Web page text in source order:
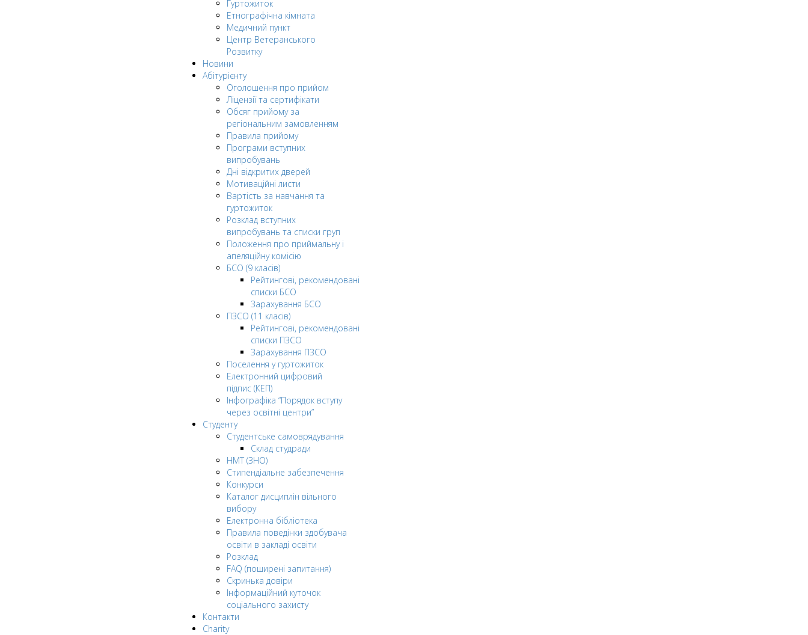
Гуртожиток
Етнографічна кімната
Медичний пункт
Центр Ветеранського
Розвитку
Новини
Абітурієнту
Оголошення про прийом
Ліцензії та сертифікати
Обсяг прийому за
регіональним замовленням
Правила прийому
Програми вступних
випробувань
Дні відкритих дверей
Мотиваційні листи
Вартість за навчання та
гуртожиток
Розклад вступних
випробувань та списки груп
Положення про приймальну і
апеляційну комісію
БСО (9 класів)
Рейтингові, рекомендовані
списки БСО
Зарахування БСО
ПЗСО (11 класів)
Рейтингові, рекомендовані
списки ПЗСО
Зарахування ПЗСО
Поселення у гуртожиток
Електронний цифровий
підпис (КЕП)
Інфографіка “Порядок вступу
через освітні центри”
Студенту
Студентське самоврядування
Склад студради
НМТ (ЗНО)
Стипендіальне забезпечення
Конкурси
Каталог дисциплін вільного
вибору
Електронна бібліотека
Правила поведінки здобувача
освіти в закладі освіти
Розклад
FAQ (поширені запитання)
Скринька довіри
Інформаційний куточок
соціального захисту
Контакти
Charity